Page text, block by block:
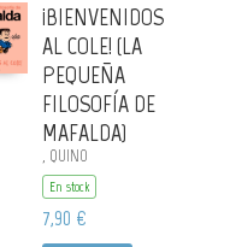
¡BIENVENIDOS
AL COLE! (LA
PEQUEÑA
FILOSOFÍA DE
MAFALDA)
, QUINO
En stock
7,90 €